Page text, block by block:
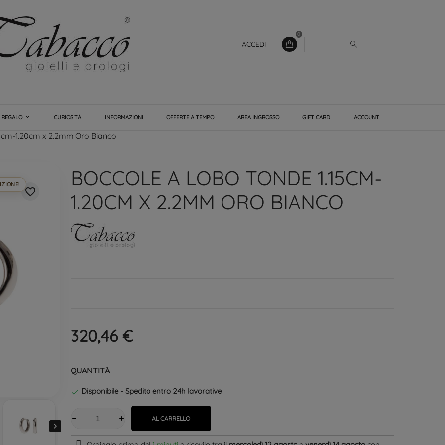
ACCEDI
0
REGALO CURIOSITÀ INFORMAZIONI OFFERTE A TEMPO AREA INGROSSO GIFT CARD ACCOUNT
1.20cm x 2.2mm Oro Bianco
favorite_border

BOCCOLE A LOBO TONDE 1.15CM-
1.20CM X 2.2MM ORO BIANCO
320,46 €
QUANTITÀ
 Disponibile - Spedito entro 24h lavorative
AL CARRELLO